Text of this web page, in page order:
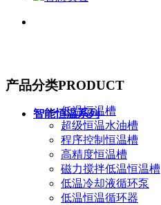
产品分类PRODUCT
智能恒温系列
低温恒温槽
超级恒温水油槽
程序控制恒温槽
高精度恒温槽
磁力搅拌低温恒温槽
低温冷却液循环泵
低温恒温循环器